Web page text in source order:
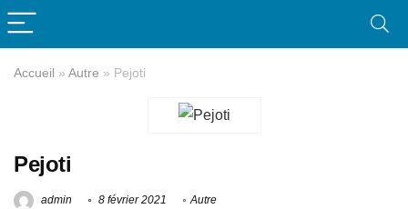
Accueil » Autre » Pejoti
Pejoti
admin 8 février 2021 Autre